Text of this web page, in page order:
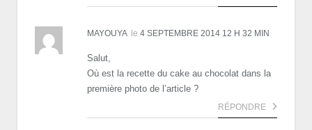
MAYOUYA le 4 SEPTEMBRE 2014 12 H 32 MIN
Salut,
Où est la recette du cake au chocolat dans la
première photo de l’article ?
RÉPONDRE